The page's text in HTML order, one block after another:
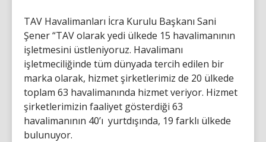
TAV Havalimanları İcra Kurulu Başkanı Sani
Şener “TAV olarak yedi ülkede 15 havalimanının
işletmesini üstleniyoruz. Havalimanı
işletmeciliğinde tüm dünyada tercih edilen bir
marka olarak, hizmet şirketlerimiz de 20 ülkede
toplam 63 havalimanında hizmet veriyor. Hizmet
şirketlerimizin faaliyet gösterdiği 63
havalimanının 40’ı yurtdışında, 19 farklı ülkede
bulunuyor.